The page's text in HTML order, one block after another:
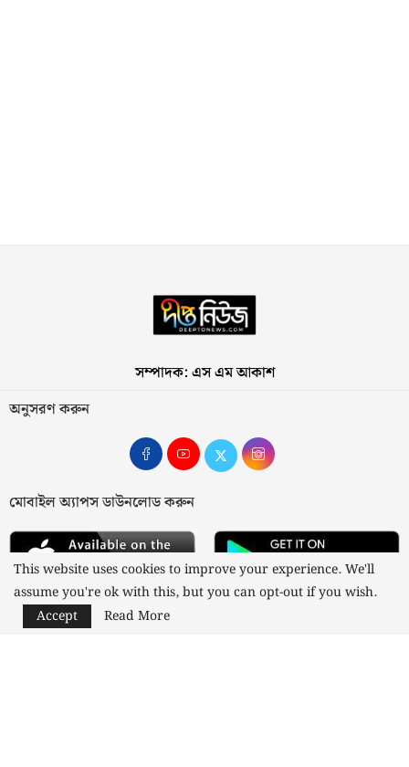
সম্পাদক: এস এম আকাশ
অনুসরণ করুন
মোবাইল অ্যাপস ডাউনলোড করুন
This website uses cookies to improve your experience. We'll
assume you're ok with this, but you can opt-out if you wish.
Accept
Read More